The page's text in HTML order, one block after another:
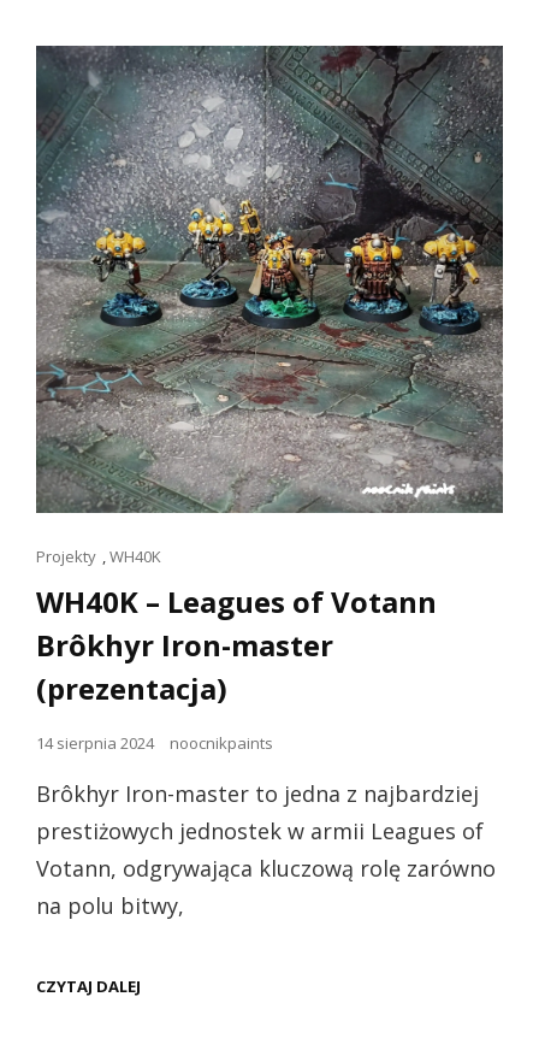
VOTANN
GRIMNYR
(PREZENTACJA)
Linki
kotów
Projekty ,WH40K
WH40K – Leagues of Votann
Brôkhyr Iron-master
(prezentacja)
Opublikowano
14 sierpnia 2024 noocnikpaints
Brôkhyr Iron-master to jedna z najbardziej
prestiżowych jednostek w armii Leagues of
Votann, odgrywająca kluczową rolę zarówno
na polu bitwy,
CZYTAJ DALEJ